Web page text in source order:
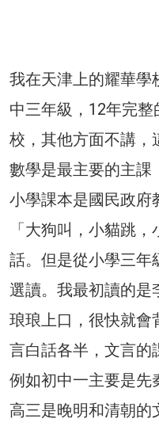
我在天津上的耀華學
中三年級，12年完
校，其他方面不講，
數學是最主要的主課
小學課本是國民政府
「大狗叫，小貓跳
話。但是從小學三年
選讀。我最初讀的是
琅琅上口，很快就會
言白話各半，文言的
例如初中一主要是先
高三是晚明和清朝的